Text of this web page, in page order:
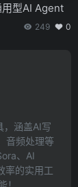
型AI Agent
249 0
，涵盖AI写
音频处理等
、AI
率的实用工